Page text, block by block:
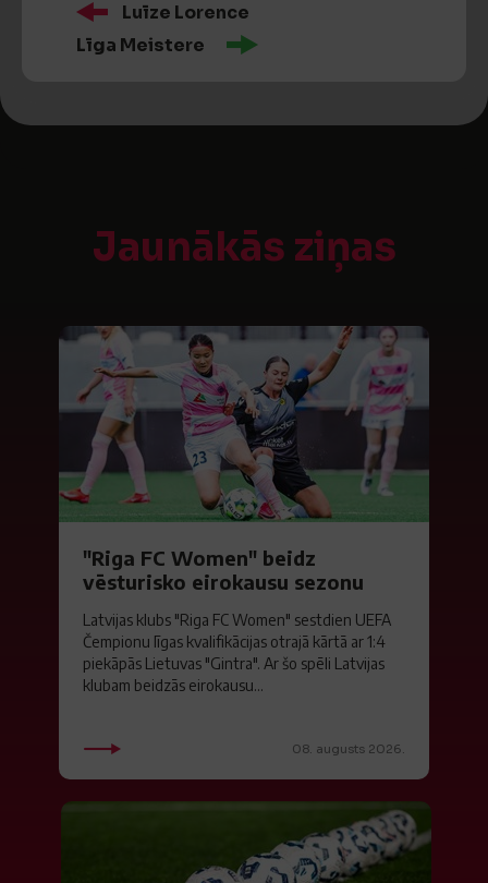
Luīze Lorence
Līga Meistere
Jaunākās ziņas
"Riga FC Women" beidz
vēsturisko eirokausu sezonu
Latvijas klubs "Riga FC Women" sestdien UEFA
Čempionu līgas kvalifikācijas otrajā kārtā ar 1:4
piekāpās Lietuvas "Gintra". Ar šo spēli Latvijas
klubam beidzās eirokausu...
08. augusts 2026.